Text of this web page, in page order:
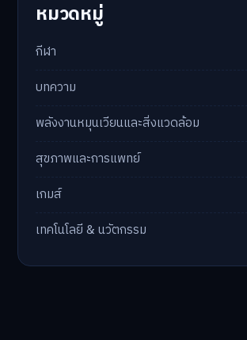
หมวดหมู่
กีฬา
บทความ
พลังงานหมุนเวียนและสิ่งแวดล้อม
สุขภาพและการแพทย์
เกมส์
เทคโนโลยี & นวัตกรรม